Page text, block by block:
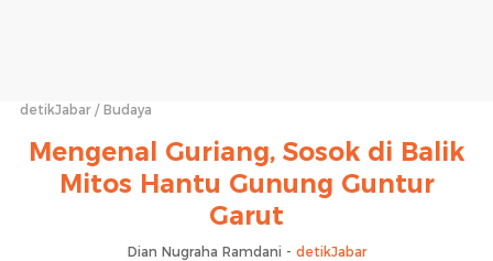
detikJabar Budaya
Mengenal Guriang, Sosok di Balik
Mitos Hantu Gunung Guntur
Garut
Dian Nugraha Ramdani - detikJabar